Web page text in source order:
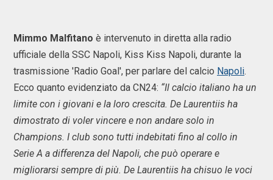
Mimmo Malfitano è intervenuto in diretta alla radio
ufficiale della SSC Napoli, Kiss Kiss Napoli, durante la
trasmissione 'Radio Goal', per parlare del calcio Napoli.
Ecco quanto evidenziato da CN24: “Il calcio italiano ha un
limite con i giovani e la loro crescita. De Laurentiis ha
dimostrato di voler vincere e non andare solo in
Champions. I club sono tutti indebitati fino al collo in
Serie A a differenza del Napoli, che può operare e
migliorarsi sempre di più. De Laurentiis ha chisuo le voci